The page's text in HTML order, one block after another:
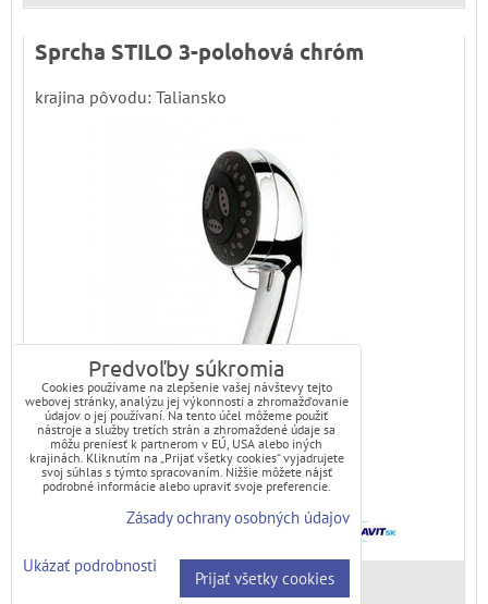
Sprcha STILO 3-polohová chróm
krajina pôvodu: Taliansko
MKM11323
Predvoľby súkromia
Cookies používame na zlepšenie vašej návštevy tejto
webovej stránky, analýzu jej výkonnosti a zhromažďovanie
údajov o jej používaní. Na tento účel môžeme použiť
nástroje a služby tretích strán a zhromaždené údaje sa
môžu preniesť k partnerom v EÚ, USA alebo iných
krajinách. Kliknutím na „Prijať všetky cookies“ vyjadrujete
svoj súhlas s týmto spracovaním. Nižšie môžete nájsť
podrobné informácie alebo upraviť svoje preferencie.
Zásady ochrany osobných údajov
Ukázať podrobnosti
Prijať všetky cookies